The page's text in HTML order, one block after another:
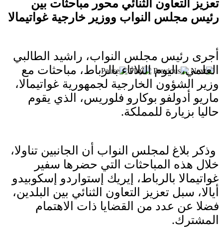
واشنطن بأورتيغا؟
تعزيز التعاون الثنائي محور مباحثات بين
رئيس مجلس النواب ووزير خارجية غواتيمالا
أجرى رئيس مجلس النواب، راشيد الطالبي
العلمي، اليوم الثلاثاء بالرباط، مباحثات مع
وزير الشؤون الخارجية لجمهورية غواتيمالا،
ماريو أدولفو بوكارو فلوريس، الذي يقوم
حاليا بزيارة للمملكة.
وذكر بلاغ لمجلس النواب أن الجانبين تناولا،
خلال هذه المباحثات التي حضرها سفير
غواتيمالا بالرباط، إيريك إستواردو إسكوبيدو
أيالا، سبل تعزيز التعاون الثنائي بين البلدين،
فضلا عن عدد من القضايا ذات الاهتمام
المشترك.